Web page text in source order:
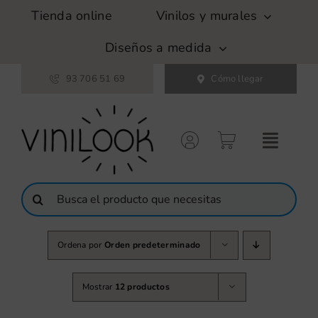
SaltarTienda online
Vinilos y murales
Diseños a medida
93 706 51 69 Cómo llegar
Buscar:
Ordena por Orden predeterminado
Mostrar 12 productos